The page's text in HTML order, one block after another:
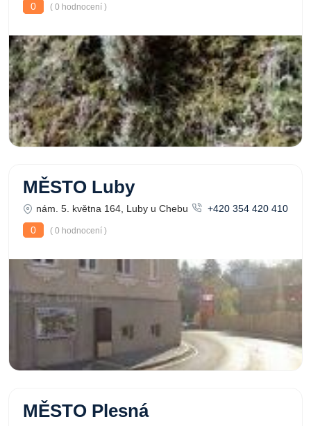
0
( 0 hodnocení )
MĚSTO Luby
nám. 5. května 164, Luby u Chebu
+420 354 420 410
0
( 0 hodnocení )
MĚSTO Plesná